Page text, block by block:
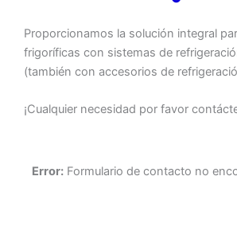
Proporcionamos la solución integral
frigoríficas con sistemas de
(también con accesorios de
¡Cualquier necesidad por favor
Error: Formulario de contacto no